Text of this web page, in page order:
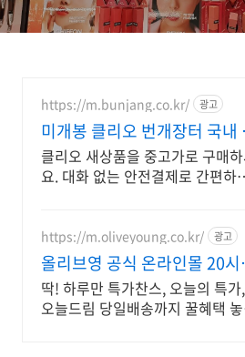
https://m.bunjang.co.kr/ 광고
미개봉 클리오 번개장터 국내
대 브랜드 중고거래
클리오 새상품을 중고가로 구매
요. 대화 없는 안전결제로 간편하
상품 업로드
https://m.oliveyoung.co.kr/ 광고
올리브영 공식 온라인몰 20시
이전 주문은 오늘드림
딱! 하루만 특가찬스, 오늘의 특가,
오늘드림 당일배송까지 꿀혜택